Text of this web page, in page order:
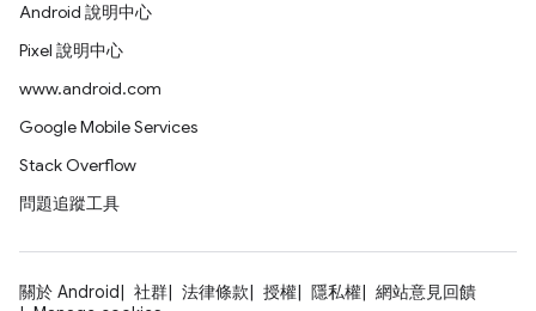
Android 說明中心
Pixel 說明中心
www.android.com
Google Mobile Services
Stack Overflow
問題追蹤工具
關於 Android 社群 法律條款 授權 隱私權
網站意見回饋